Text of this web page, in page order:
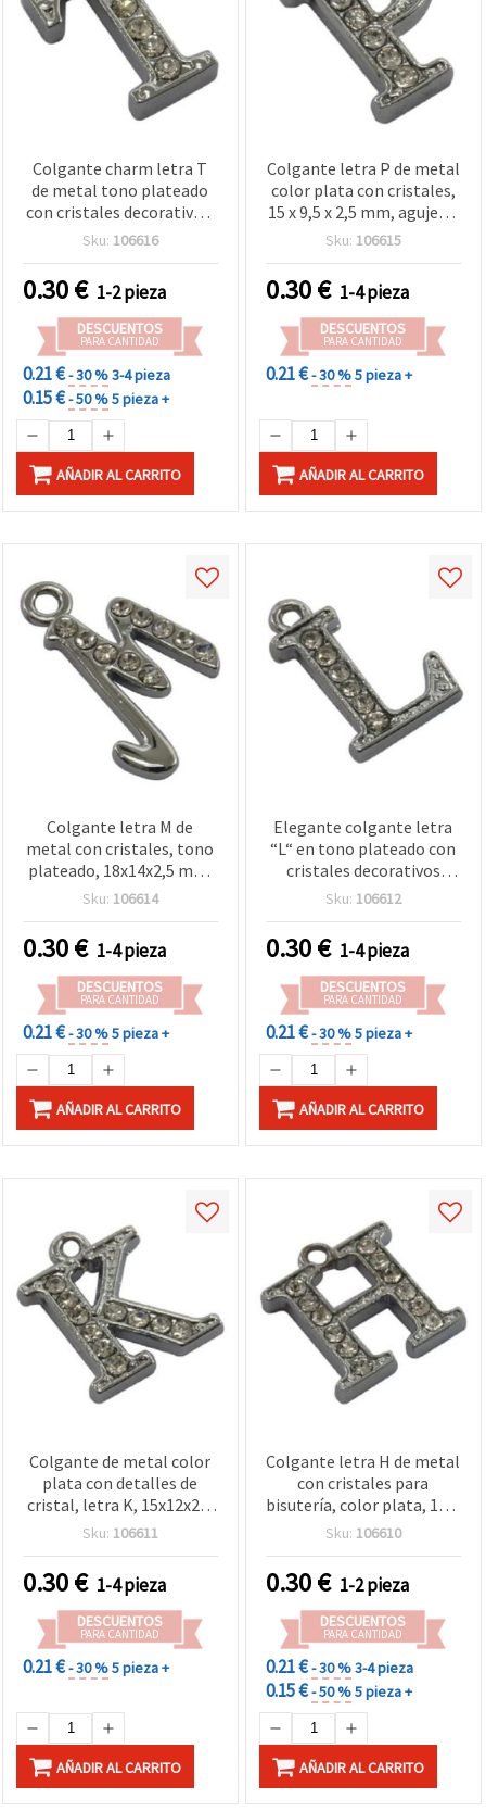
Colgante charm letra T
de metal tono plateado
con cristales decorativos,
14,5 x 11 x 2,5 mm,
Sku: 106616
0.30€ 1-2 pieza
DESCUENTOS
PARA CANTIDAD
0.21 €- 30 %3-4 pieza
0.15 €- 50 %5 pieza +
AÑADIR AL CARRITO
Colgante letra P de metal
color plata con cristales,
15 x 9,5 x 2,5 mm, agujero:
1,5 mm
Sku: 106615
0.30€ 1-4 pieza
DESCUENTOS
PARA CANTIDAD
0.21 €- 30 %5 pieza +
AÑADIR AL CARRITO
Colgante letra M de
metal con cristales, tono
plateado, 18x14x2,5 mm,
orificio 2 mm, para
Sku: 106614
0.30€ 1-4 pieza
DESCUENTOS
PARA CANTIDAD
0.21 €- 30 %5 pieza +
AÑADIR AL CARRITO
Elegante colgante letra
“L“ en tono plateado con
cristales decorativos
brillantes, 15x10x2.5 mm,
para bisutería y joyería
personalizada
Sku: 106612
0.30€ 1-4 pieza
DESCUENTOS
PARA CANTIDAD
0.21 €- 30 %5 pieza +
AÑADIR AL CARRITO
Colgante de metal color
plata con detalles de
cristal, letra K, 15x12x2,5
mm, agujero 1,5 mm, para
Sku: 106611
0.30€ 1-4 pieza
DESCUENTOS
PARA CANTIDAD
0.21 €- 30 %5 pieza +
AÑADIR AL CARRITO
Colgante letra H de metal
con cristales para
bisutería, color plata, 14,5
x 12,5 x 2,5 mm, orificio
Sku: 106610
0.30€ 1-2 pieza
DESCUENTOS
PARA CANTIDAD
0.21 €- 30 %3-4 pieza
0.15 €- 50 %5 pieza +
AÑADIR AL CARRITO